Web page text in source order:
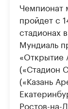
Чемпионат
пройдет с
стадионах
Мундиаль
«Открытие
(«Стадион
(«Казань
Ростов-на-